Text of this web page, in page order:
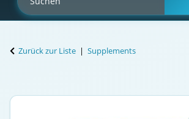
Zurück zur Liste Supplements